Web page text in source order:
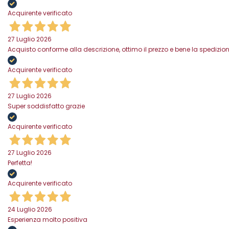
Acquirente verificato
27 Luglio 2026
Acquisto conforme alla descrizione, ottimo il prezzo e bene la
Acquirente verificato
27 Luglio 2026
Super soddisfatto grazie
Acquirente verificato
27 Luglio 2026
Perfetta!
Acquirente verificato
24 Luglio 2026
Esperienza molto positiva